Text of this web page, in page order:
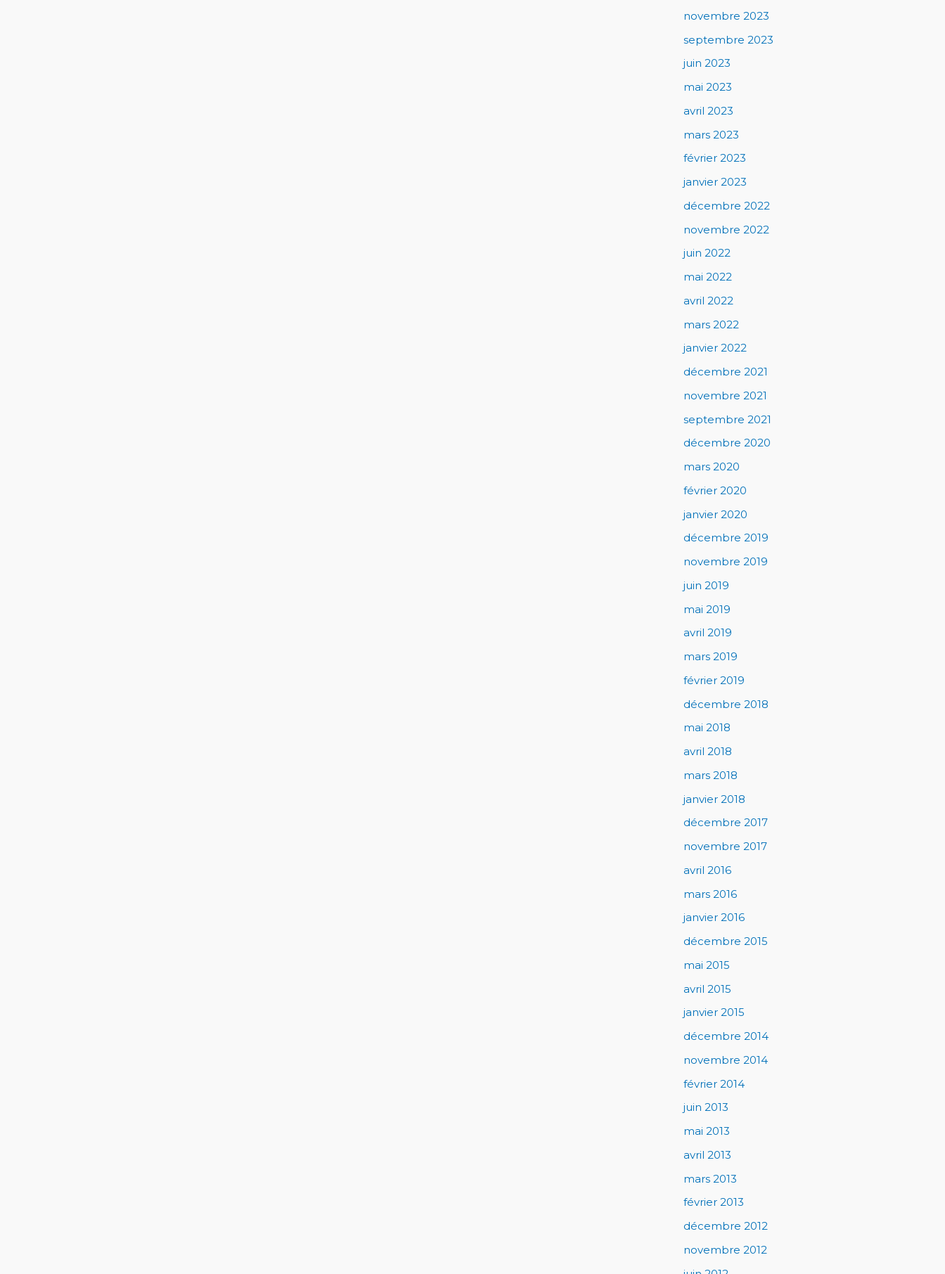
novembre 2023
septembre 2023
juin 2023
mai 2023
avril 2023
mars 2023
février 2023
janvier 2023
décembre 2022
novembre 2022
juin 2022
mai 2022
avril 2022
mars 2022
janvier 2022
décembre 2021
novembre 2021
septembre 2021
décembre 2020
mars 2020
février 2020
janvier 2020
décembre 2019
novembre 2019
juin 2019
mai 2019
avril 2019
mars 2019
février 2019
décembre 2018
mai 2018
avril 2018
mars 2018
janvier 2018
décembre 2017
novembre 2017
avril 2016
mars 2016
janvier 2016
décembre 2015
mai 2015
avril 2015
janvier 2015
décembre 2014
novembre 2014
février 2014
juin 2013
mai 2013
avril 2013
mars 2013
février 2013
décembre 2012
novembre 2012